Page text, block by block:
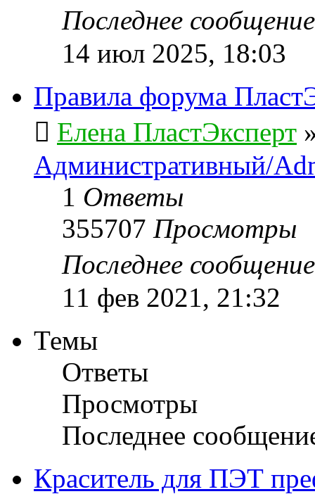
Последнее
14 июл 2025, 18:03
Правила форума
Елена ПластЭксперт
Административный/
1 Ответы
355707 Просмотры
Последнее
11 фев 2021, 21:32
Темы
Ответы
Просмотры
Последнее
Краситель для ПЭТ